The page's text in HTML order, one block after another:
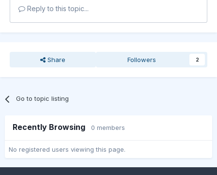
Reply to this topic...
Share Followers 2
Go to topic listing
Recently Browsing 0 members
No registered users viewing this page.